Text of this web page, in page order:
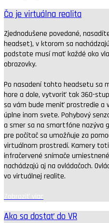
Čo je virtuálna realita
Zjednodušene povedané,
headset), v ktorom sa
podstate musí mať každé oko
obrazovky.
Po nasadení tohto headsetu sa
hore a dole, vytvoriť tak 360-
sa vám bude meniť prostredie a
úplne inom svete. Pohybový
a smer sa na smartfóne nazýva
pre počítač sa umožňuje za
virtuálnom prostredí. Kamery
infračervené snímače
nachádzajú aj na ovládačoch.
vo virtuálnej realite.
Zobraziť viac
Ako sa dostať do VR